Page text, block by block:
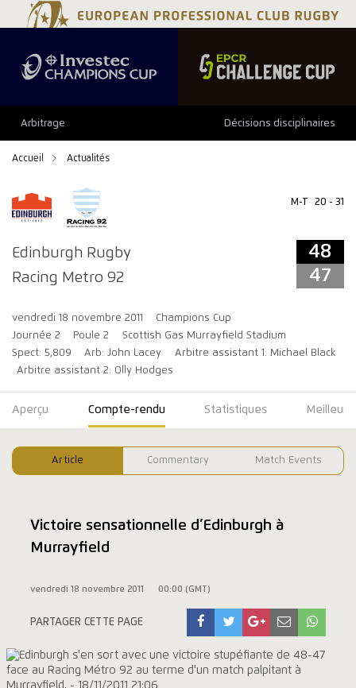
Arbitrage Décisions disciplinaires
Accueil Actualités
Edinburgh Rugby
Racing Metro 92
M-T 20 - 31
48
47
vendredi 18 novembre 2011
Champions Cup
Journée 2
Poule 2
Scottish Gas Murrayfield Stadium
Spect: 5,809
Arb: John Lacey
Arbitre assistant 1: Michael Black
Arbitre assistant 2: Olly Hodges
48 47
Aperçu Compte-rendu Statistiques
Article Commentary Match Events
Victoire sensationnelle d’Edinburgh à
Murrayfield
vendredi 18 novembre 2011 00:00 (GMT)
PARTAGER CETTE PAGE